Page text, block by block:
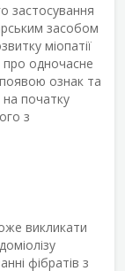
застосування
засобом
міопатії
про одночасне
ознак та
на початку
з
викликати
фібратів з